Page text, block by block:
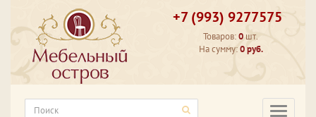
+7 (993) 9277575
Товаров:0 шт.
На сумму:0 руб.